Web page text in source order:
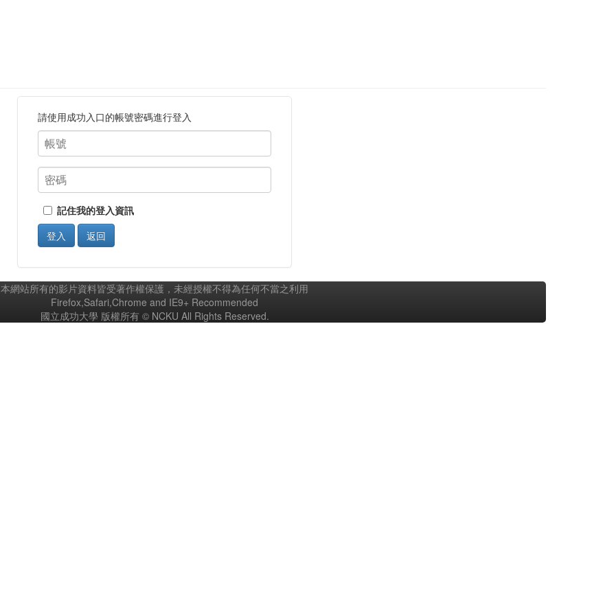
請使用成功入口的帳號密碼進行登入
記住我的登入資訊
登入
返回
本網站所有的影片資料皆受著作權保護，未經授權不得為任何不當之利用
Firefox,Safari,Chrome and IE9+ Recommended
國立成功大學 版權所有 © NCKU All Rights Reserved.